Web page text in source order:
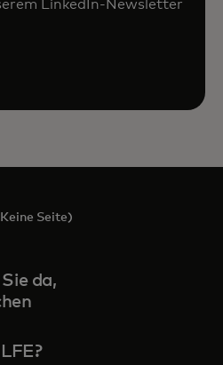
LinkedIn-Newsletter
Seite)
da,